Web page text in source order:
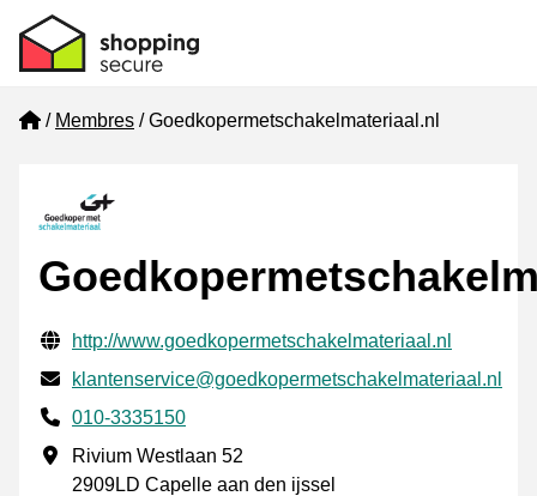
Home
Membres Goedkopermetschakelmateriaal.nl
Informations de contact vérifiées
Website URL
http://www.goedkopermetschakelmateriaal.nl
E-mail
klantenservice@goedkopermetschakelmateriaal.nl
Phone number
010-3335150
Adresse professionnelle
Rivium Westlaan 52
2909LD Capelle aan den ijssel